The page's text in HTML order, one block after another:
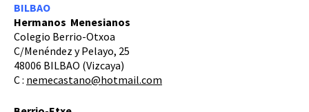
BILBAO
Hermanos Menesianos
Colegio Berrio-Otxoa
C/Menéndez y Pelayo, 25
48006 BILBAO (Vizcaya)
C : nemecastano@hotmail.com